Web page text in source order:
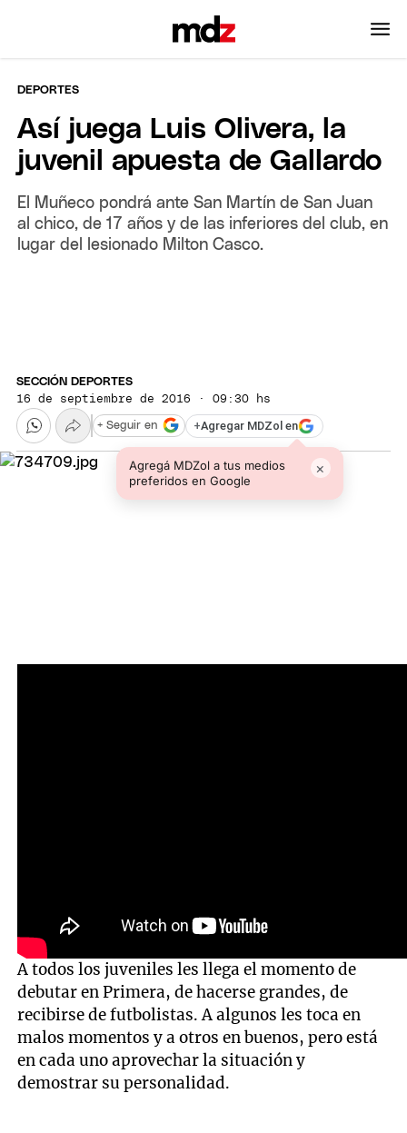
DEPORTES
Así juega Luis Olivera, la
juvenil apuesta de Gallardo
El Muñeco pondrá ante San Martín de San Juan
al chico, de 17 años y de las inferiores del club, en
lugar del lesionado Milton Casco.
SECCIÓN DEPORTES
16 de septiembre de 2016 · 09:30 hs
+Agregar MDZol en
Agregá MDZol a tus medios
preferidos en Google
×
+ Seguir en
A todos los juveniles les llega el momento de
debutar en Primera, de hacerse grandes, de
recibirse de futbolistas. A algunos les toca en
malos momentos y a otros en buenos, pero está
en cada uno aprovechar la situación y
demostrar su personalidad.